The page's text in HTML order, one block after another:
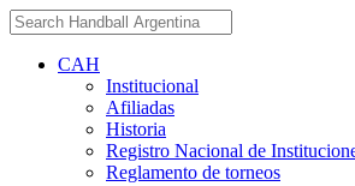
CAH
Institucional
Afiliadas
Historia
Registro Nacional de
Reglamento de torneos